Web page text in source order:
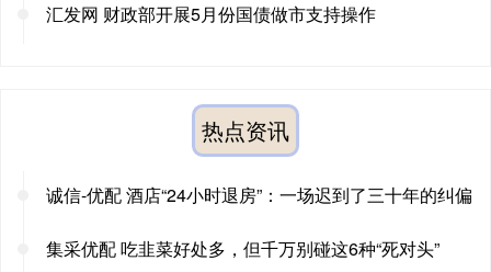
汇发网 财政部开展5月份国债做市支持操作
热点资讯
诚信-优配 酒店“24小时退房”：一场迟到了三十年的纠偏
集采优配 吃韭菜好处多，但千万别碰这6种“死对头”